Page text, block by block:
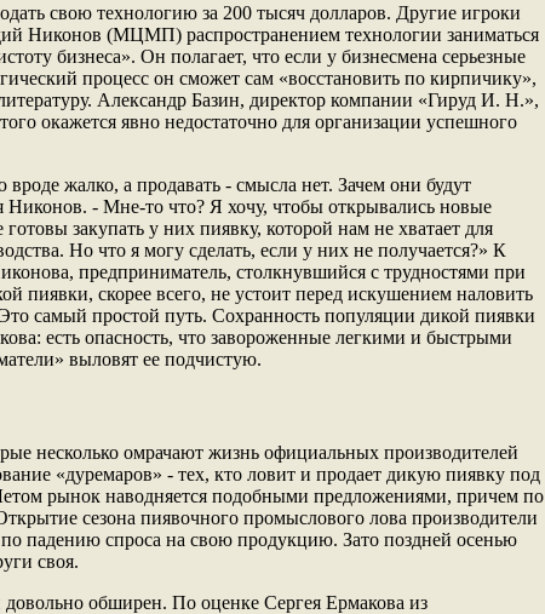
свою технологию за 200 тысяч долларов. Другие игроки
Никонов (МЦМП) распространением технологии заниматься
бизнеса». Он полагает, что если у бизнесмена серьезные
процесс он сможет сам «восстановить по кирпичику»,
Александр Базин, директор компании «Гируд И. Н.»,
окажется явно недостаточно для организации успешного
жалко, а продавать - смысла нет. Зачем они будут
Никонов. - Мне-то что? Я хочу, чтобы открывались новые
закупать у них пиявку, которой нам не хватает для
Но что я могу сделать, если у них не получается?» К
предприниматель, столкнувшийся с трудностями при
пиявки, скорее всего, не устоит перед искушением наловить
самый простой путь. Сохранность популяции дикой пиявки
есть опасность, что завороженные легкими и быстрыми
выловят ее подчистую.
несколько омрачают жизнь официальных производителей
«дуремаров» - тех, кто ловит и продает дикую пиявку под
рынок наводняется подобными предложениями, причем по
сезона пиявочного промыслового лова производители
падению спроса на свою продукцию. Зато поздней осенью
своя.
обширен. По оценке Сергея Ермакова из